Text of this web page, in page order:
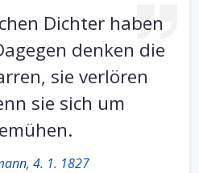
Dichter haben
denken die
sie verlören
sie sich um
4. 1. 1827